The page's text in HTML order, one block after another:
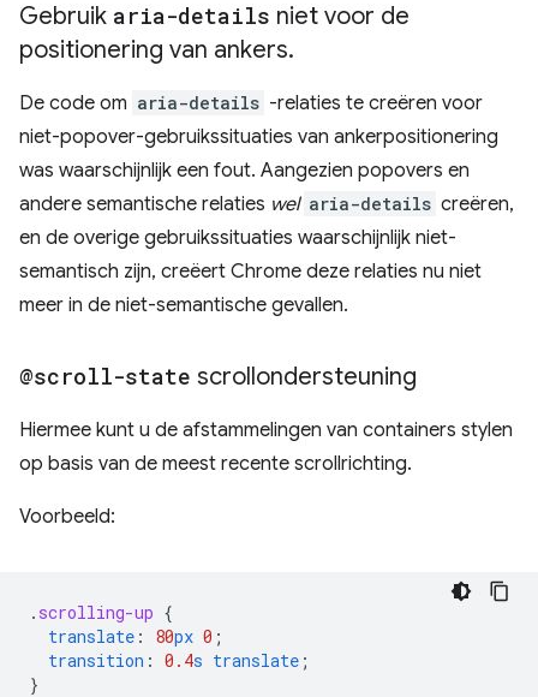
Gebruik aria-details niet voor de
positionering van ankers.
De code om aria-details -relaties te creëren voor
niet-popover-gebruikssituaties van ankerpositionering
was waarschijnlijk een fout. Aangezien popovers en
andere semantische relaties wel aria-details creëren,
en de overige gebruikssituaties waarschijnlijk niet-
semantisch zijn, creëert Chrome deze relaties nu niet
meer in de niet-semantische gevallen.
@scroll-state scrollondersteuning
Hiermee kunt u de afstammelingen van containers stylen
op basis van de meest recente scrollrichting.
Voorbeeld:
. scrolling-up {
translate : 80px 0 ;
transition : 0.4s translate ;
}